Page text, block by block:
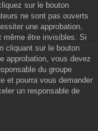
sur le bouton
ne sont pas ouverts
une approbation,
même être invisibles. Si
cliquant sur le bouton
approbation, vous devez
du groupe
et pourra vous demander
un responsable de